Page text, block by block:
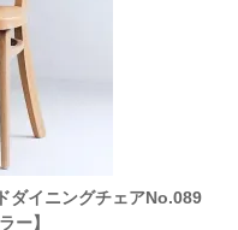
ダイニングチェアNo.089
ー】